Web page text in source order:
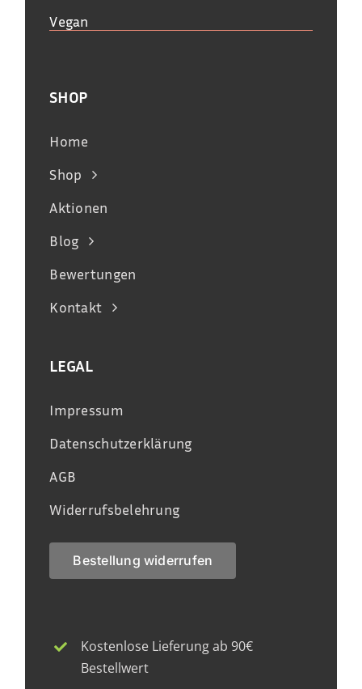
Vegan
SHOP
Home
Shop
Aktionen
Blog
Bewertungen
Kontakt
LEGAL
Impressum
Datenschutzerklärung
AGB
Widerrufsbelehrung
Bestellung widerrufen
Kostenlose Lieferung ab 90€
Bestellwert